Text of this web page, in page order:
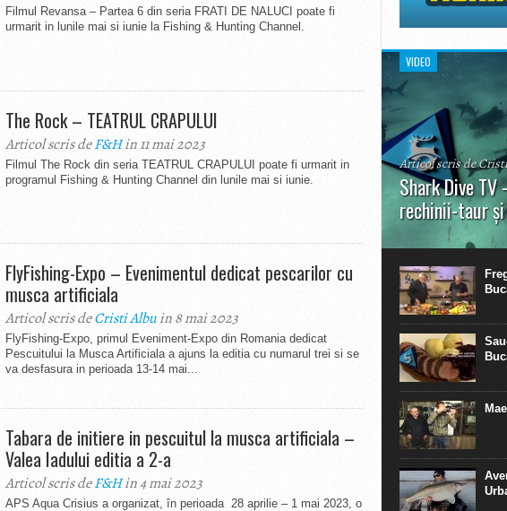
Filmul Revansa – Partea 6 din seria FRATI DE NALUCI poate fi
urmarit in lunile mai si iunie la Fishing & Hunting Channel.
The Rock – TEATRUL CRAPULUI
Articol scris deF&Hin 11 mai 2023
Filmul The Rock din seria TEATRUL CRAPULUI poate fi urmarit in
programul Fishing & Hunting Channel din lunile mai si iunie.
FlyFishing-Expo – Evenimentul dedicat pescarilor cu
musca artificiala
Articol scris deCristi Albuin 8 mai 2023
FlyFishing-Expo, primul Eveniment-Expo din Romania dedicat
Pescuitului la Musca Artificiala a ajuns la editia cu numarul trei si se
va desfasura in perioada 13-14 mai...
Tabara de initiere in pescuitul la musca artificiala –
Valea Iadului editia a 2-a
Articol scris deF&Hin 4 mai 2023
APS Aqua Crisius a organizat, în perioada 28 aprilie – 1 mai 2023, o
VIDEO
Articol scris de
Shark Dive
rechinii-taur
În primul episod din
extraordinare de